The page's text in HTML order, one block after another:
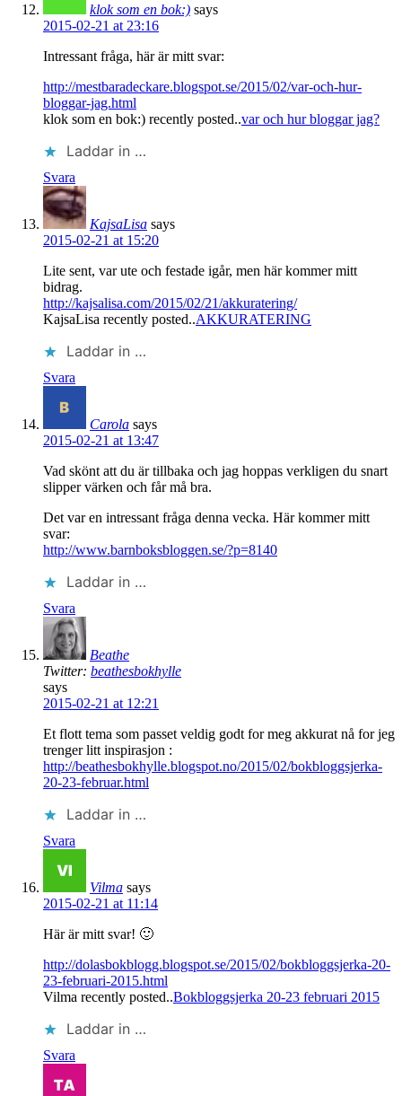
klok som en bok:) says
2015-02-21 at 23:16
Intressant fråga, här är mitt svar:
http://mestbaradeckare.blogspot.se/2015/02/var-och-hur-
bloggar-jag.html
klok som en bok:) recently posted..var och hur bloggar jag?
Laddar in …
Svara
KajsaLisa says
2015-02-21 at 15:20
Lite sent, var ute och festade igår, men här kommer mitt
bidrag.
http://kajsalisa.com/2015/02/21/akkuratering/
KajsaLisa recently posted..AKKURATERING
Laddar in …
Svara
Carola says
2015-02-21 at 13:47
Vad skönt att du är tillbaka och jag hoppas verkligen du snart
slipper värken och får må bra.
Det var en intressant fråga denna vecka. Här kommer mitt
svar:
http://www.barnboksbloggen.se/?p=8140
Laddar in …
Svara
Beathe
Twitter: beathesbokhylle
says
2015-02-21 at 12:21
Et flott tema som passet veldig godt for meg akkurat nå for jeg
trenger litt inspirasjon :
http://beathesbokhylle.blogspot.no/2015/02/bokbloggsjerka-
20-23-februar.html
Laddar in …
Svara
Vilma says
2015-02-21 at 11:14
Här är mitt svar! 🙂
http://dolasbokblogg.blogspot.se/2015/02/bokbloggsjerka-20-
23-februari-2015.html
Vilma recently posted..Bokbloggsjerka 20-23 februari 2015
Laddar in …
Svara